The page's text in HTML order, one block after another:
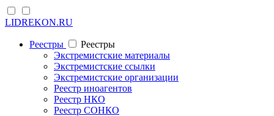
LIDREKON.RU
Реестры
Реестры
Экстремистские материалы
Экстремистские ссылки
Экстремистские организации
Реестр иноагентов
Реестр НКО
Реестр СОНКО